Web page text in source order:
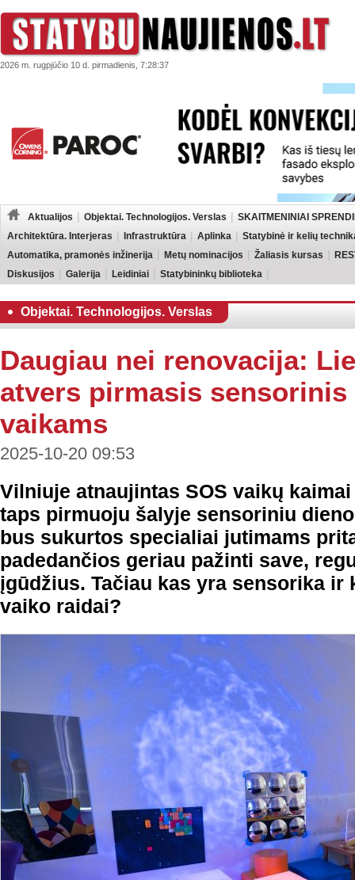
2026 m. rugpjūčio 10 d. pirmadienis, 7:28:37
Aktualijos Objektai. Technologijos. Verslas
SKAITMENINIAI
Architektūra. Interjeras
Infrastruktūra Aplinka
Statybinė ir kelių
Automatika, pramonės inžinerija
Metų nominacijos Žaliasis kursas
Diskusijos
Galerija Leidiniai Statybininkų biblioteka
Objektai. Technologijos. Verslas
Daugiau nei renovacija:
atvers pirmasis
vaikams
2025-10-20 09:53
Vilniuje atnaujintas SOS vaikų
taps pirmuoju šalyje sensoriniu
bus sukurtos specialiai jutimams
padedančios geriau pažinti save,
įgūdžius. Tačiau kas yra sensorika ir
vaiko raidai?